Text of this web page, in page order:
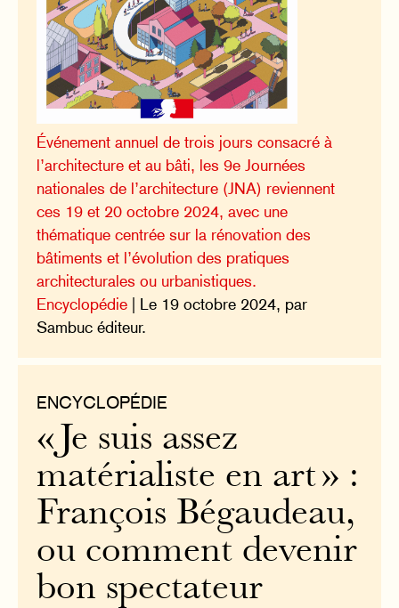
Événement annuel de trois jours consacré à
l’architecture et au bâti, les 9e Journées
nationales de l’architecture (JNA) reviennent
ces 19 et 20 octobre 2024, avec une
thématique centrée sur la rénovation des
bâtiments et l’évolution des pratiques
architecturales ou urbanistiques.
Encyclopédie | Le 19 octobre 2024, par
Sambuc éditeur.
ENCYCLOPÉDIE
« Je suis assez
matérialiste en art » :
François Bégaudeau,
ou comment devenir
bon spectateur